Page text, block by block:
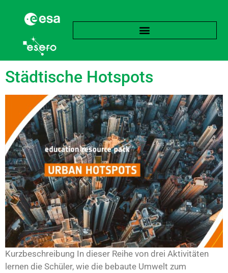
Schlagwort:Hitzewelle
Städtische Hotspots
Kurzbeschreibung In dieser Reihe von drei Aktivitäten
lernen die Schüler, wie die bebaute Umwelt zum